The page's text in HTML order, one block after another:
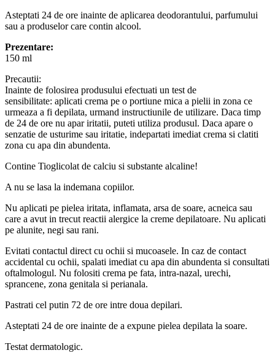
Asteptati 24 de ore inainte de aplicarea deodorantului, parfumului
sau a produselor care contin alcool.
Prezentare:
150 ml
Precautii:
Inainte de folosirea produsului efectuati un test de
sensibilitate: aplicati crema pe o portiune mica a pielii in zona ce
urmeaza a fi depilata, urmand instructiunile de utilizare. Daca timp
de 24 de ore nu apar iritatii, puteti utiliza produsul. Daca apare o
senzatie de usturime sau iritatie, indepartati imediat crema si clatiti
zona cu apa din abundenta.
Contine Tioglicolat de calciu si substante alcaline!
A nu se lasa la indemana copiilor.
Nu aplicati pe pielea iritata, inflamata, arsa de soare, acneica sau
care a avut in trecut reactii alergice la creme depilatoare. Nu aplicati
pe alunite, negi sau rani.
Evitati contactul direct cu ochii si mucoasele. In caz de contact
accidental cu ochii, spalati imediat cu apa din abundenta si consultati
oftalmologul. Nu folositi crema pe fata, intra-nazal, urechi,
sprancene, zona genitala si perianala.
Pastrati cel putin 72 de ore intre doua depilari.
Asteptati 24 de ore inainte de a expune pielea depilata la soare.
Testat dermatologic.